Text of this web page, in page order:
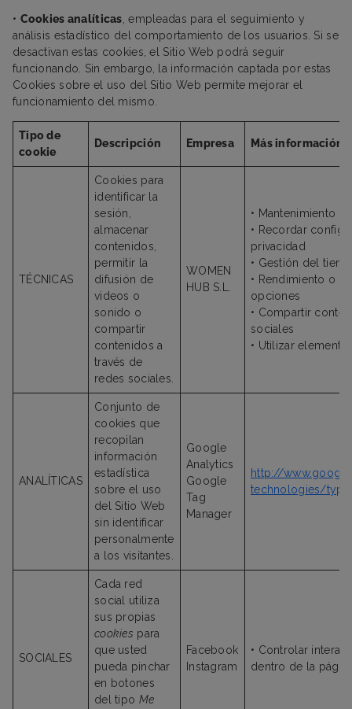
• Cookies analíticas , empleadas para el seguimiento y
análisis estadístico del comportamiento de los usuarios. Si se
desactivan estas cookies, el Sitio Web podrá seguir
funcionando. Sin embargo, la información captada por estas
Cookies sobre el uso del Sitio Web permite mejorar el
funcionamiento del mismo.
Tipo de
cookie
Descripción Empresa Más información
TÉCNICAS
Cookies para
identificar la
sesión,
almacenar
contenidos,
permitir la
difusión de
videos o
sonido o
compartir
contenidos a
través de
redes sociales.
WOMEN
HUB S.L.
• Mantenimiento
• Recordar
privacidad
• Gestión del
• Rendimiento o
opciones
• Compartir
sociales
• Utilizar
ANALÍTICAS
Conjunto de
cookies que
recopilan
información
estadística
sobre el uso
del Sitio Web
sin identificar
personalmente
a los visitantes.
Google
Analytics
Google
Tag
Manager
http://
technologies/
SOCIALES
Cada red
social utiliza
sus propias
cookies para
que usted
pueda pinchar
en botones
del tipo Me
Facebook
Instagram
• Controlar
dentro de la